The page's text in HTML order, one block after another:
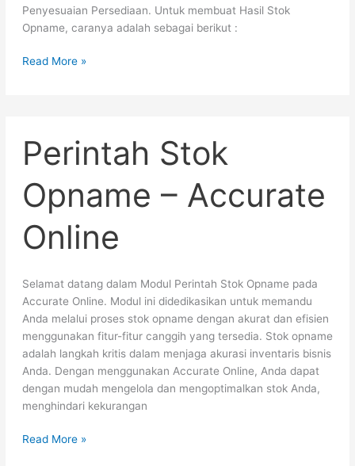
Penyesuaian Persediaan. Untuk membuat Hasil Stok
Opname, caranya adalah sebagai berikut :
Read More »
Perintah Stok
Opname – Accurate
Online
Selamat datang dalam Modul Perintah Stok Opname pada
Accurate Online. Modul ini didedikasikan untuk memandu
Anda melalui proses stok opname dengan akurat dan efisien
menggunakan fitur-fitur canggih yang tersedia. Stok opname
adalah langkah kritis dalam menjaga akurasi inventaris bisnis
Anda. Dengan menggunakan Accurate Online, Anda dapat
dengan mudah mengelola dan mengoptimalkan stok Anda,
menghindari kekurangan
Stok
Opname
Accurate
Online
Read More »